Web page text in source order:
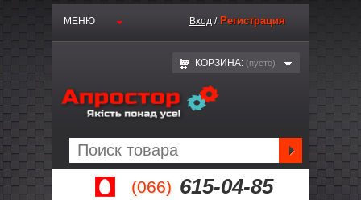
(066) 615-04-85
МЕНЮ Вход / Регистрация
КОРЗИНА: (пустo)